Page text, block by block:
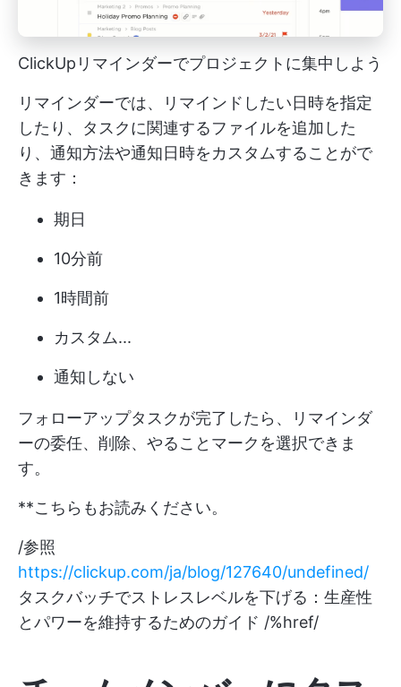
ClickUpリマインダーでプロジェクトに集中しよう
リマインダーでは、リマインドしたい日時を指定
したり、タスクに関連するファイルを追加した
り、通知方法や通知日時をカスタムすることがで
きます：
期日
10分前
1時間前
カスタム...
通知しない
フォローアップタスクが完了したら、リマインダ
ーの委任、削除、やることマークを選択できま
す。
**こちらもお読みください。
/参照
https://clickup.com/ja/blog/127640/undefined/
タスクバッチでストレスレベルを下げる：生産性
とパワーを維持するためのガイド /%href/